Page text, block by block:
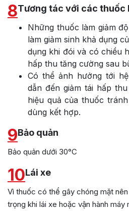
8Tương tác với các thuốc
Những thuốc làm giảm
làm giảm sinh khả dụng
dụng khi đói và có chiều
hấp thu tăng cường sau
Có thể ảnh hưởng tới
dẫn đến giảm tái hấp
hiệu quả của thuốc
dùng kết hợp.
9Bảo quản
Bảo quản dưới 30°C
10Lái xe
Vì thuốc có thể gây chóng mặt
trọng khi lái xe hoặc vận hành máy